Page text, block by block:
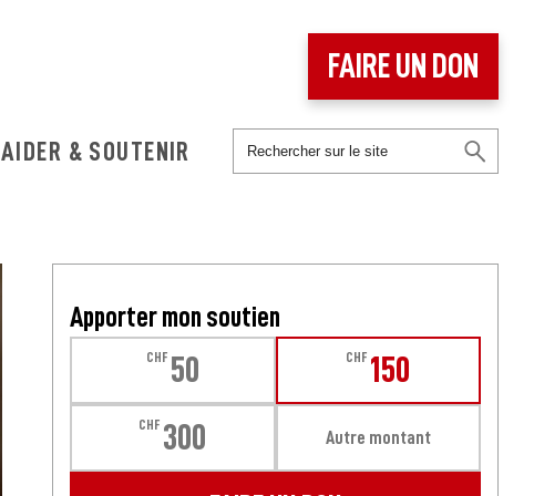
AIDER & SOUTENIR
FAIRE UN DON
Apporter mon soutien
CHF 50 CHF 150
CHF 300 Autre montant